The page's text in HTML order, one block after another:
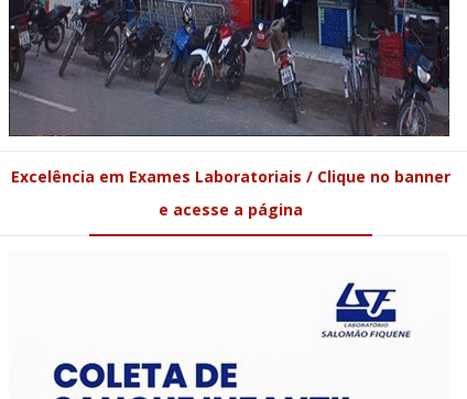
Excelência em Exames Laboratoriais / Clique no banner
e acesse a página